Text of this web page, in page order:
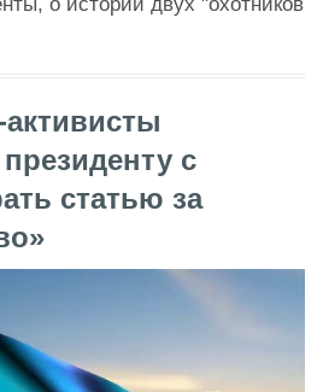
активисты
с
статью за